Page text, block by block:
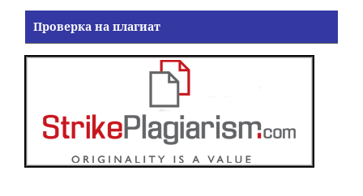
Проверка на плагиат